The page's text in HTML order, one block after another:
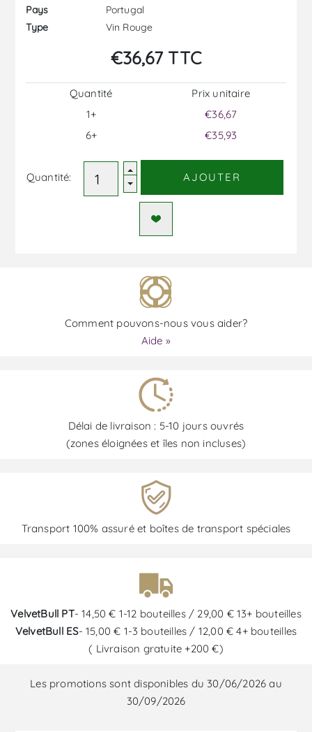
Pays
Portugal
Type
Vin Rouge
€36,67 TTC
Quantité
1+
6+
Prix ​​unitaire
€36,67
€35,93
Quantité: AJOUTER
Comment pouvons-nous vous aider?
Aide »
Délai de livraison : 5-10 jours ouvrés
(zones éloignées et îles non incluses)
Transport 100% assuré et boîtes de transport spéciales
VelvetBull PT- 14,50 € 1-12 bouteilles / 29,00 € 13+ bouteilles
VelvetBull ES- 15,00 € 1-3 bouteilles / 12,00 € 4+ bouteilles
( Livraison gratuite +200 €)
Les promotions sont disponibles du 30/06/2026 au
30/09/2026